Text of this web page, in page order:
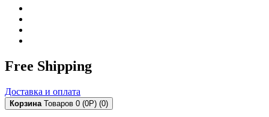
Free Shipping
Доставка и оплата
Корзина Товаров 0 (0Р) (0)